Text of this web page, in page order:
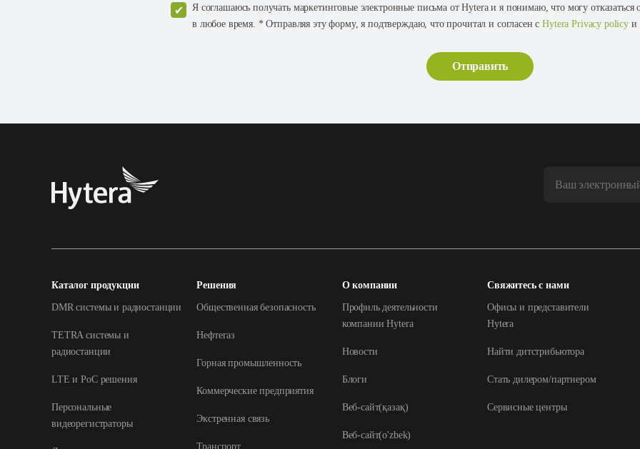
Я соглашаюсь получать маркетинговые электронные письма от Hytera и я понимаю, что могу
в любое время. * Отправляя эту форму, я подтверждаю, что прочитал и согласен сHytera Privacy policy и
Каталог продукции
DMR системы и радиостанции
TETRA системы и
радиостанции
LTE и РоС решения
Персональные
видеорегистраторы
Решения
Общественная безопасность
Нефтегаз
Горная промышленность
Коммерческие предприятия
Экстренная связь
Транспорт
О компании
Профиль деятельности
компании Hytera
Новости
Блоги
Веб-сайт(қазақ)
Веб-сайт(o'zbek)
Свяжитесь с нами
Офисы и представители
Hytera
Найти дитстрибьютора
Стать дилером/партнером
Сервисные центры